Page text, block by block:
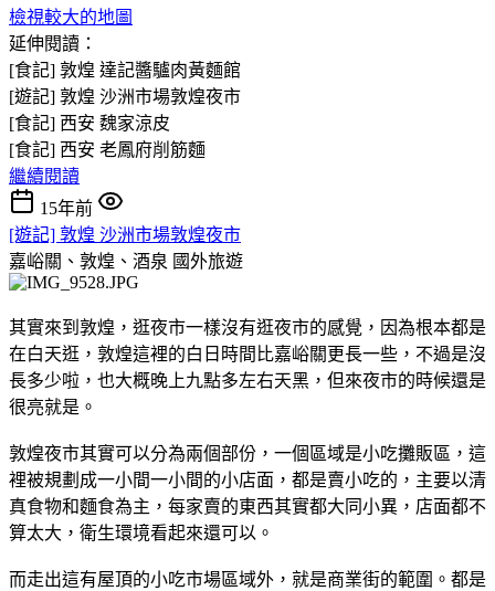
檢視較大的地圖
延伸閱讀：
[食記] 敦煌 達記醬驢肉黃麵館
[遊記] 敦煌 沙洲市場敦煌夜市
[食記] 西安 魏家涼皮
[食記] 西安 老鳳府削筋麵
繼續閱讀
15年前
[遊記] 敦煌 沙洲市場敦煌夜市
嘉峪關、敦煌、酒泉 國外旅遊
其實來到敦煌，逛夜市一樣沒有逛夜市的感覺，因為根本都是
在白天逛，敦煌這裡的白日時間比嘉峪關更長一些，不過是沒
長多少啦，也大概晚上九點多左右天黑，但來夜市的時候還是
很亮就是。
敦煌夜市其實可以分為兩個部份，一個區域是小吃攤販區，這
裡被規劃成一小間一小間的小店面，都是賣小吃的，主要以清
真食物和麵食為主，每家賣的東西其實都大同小異，店面都不
算太大，衛生環境看起來還可以。
而走出這有屋頂的小吃市場區域外，就是商業街的範圍。都是